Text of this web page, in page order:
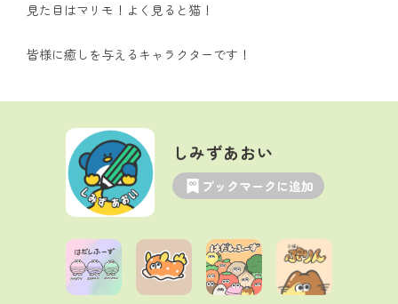
見た目はマリモ！よく見ると猫！
皆様に癒しを与えるキャラクターです！
しみずあおい
ブックマークに追加